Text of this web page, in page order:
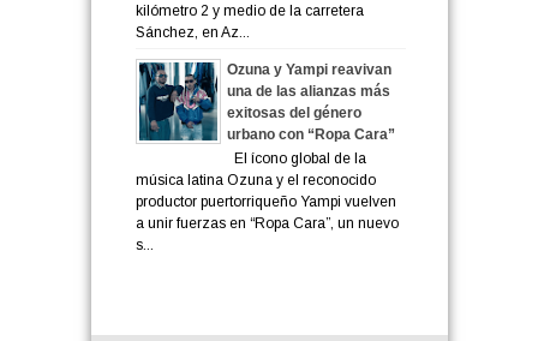
kilómetro 2 y medio de la carretera
Sánchez, en Az...
Ozuna y Yampi reavivan
una de las alianzas más
exitosas del género
urbano con “Ropa Cara”
El ícono global de la
música latina Ozuna y el reconocido
productor puertorriqueño Yampi vuelven
a unir fuerzas en “Ropa Cara”, un nuevo
s...